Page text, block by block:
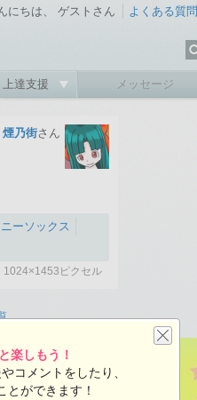
にちは、 ゲストさん よくある質問
達支援 メッセージ
煙乃街さん
ニーソックス
1024×1453ピクセル
楽しもう！
コメントをしたり、
とができます！